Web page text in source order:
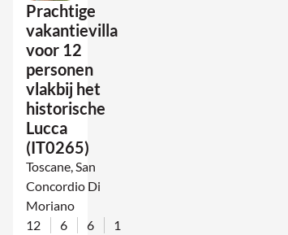
Prachtige
vakantievilla
voor 12
personen
vlakbij het
historische
Lucca
(IT0265)
Toscane, San
Concordio Di
Moriano
12
6 6
1